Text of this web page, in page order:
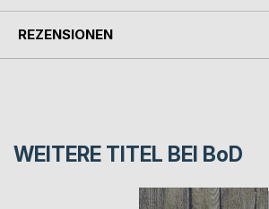
REZENSIONEN
WEITERE TITEL BEI BoD